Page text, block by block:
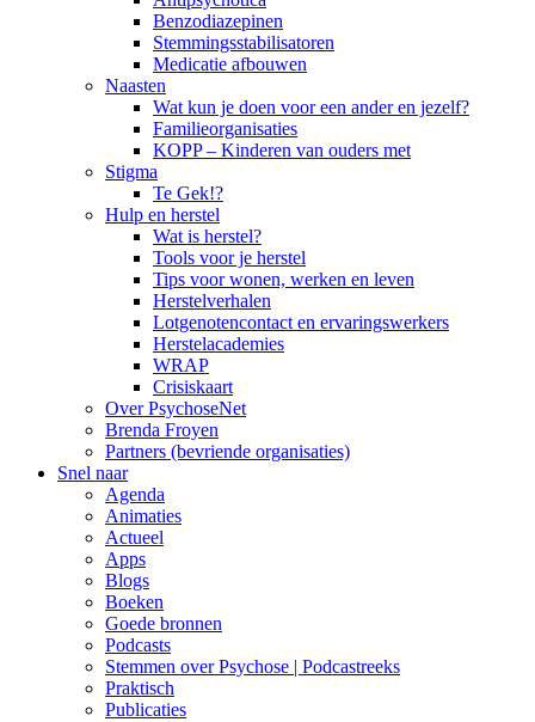
Benzodiazepinen
Stemmingsstabilisatoren
Medicatie afbouwen
Naasten
Wat kun je doen voor een ander en jezelf?
Familieorganisaties
KOPP – Kinderen van ouders met
Stigma
Te Gek!?
Hulp en herstel
Wat is herstel?
Tools voor je herstel
Tips voor wonen, werken en leven
Herstelverhalen
Lotgenotencontact en ervaringswerkers
Herstelacademies
WRAP
Crisiskaart
Over PsychoseNet
Brenda Froyen
Partners (bevriende organisaties)
Snel naar
Agenda
Animaties
Actueel
Apps
Blogs
Boeken
Goede bronnen
Podcasts
Stemmen over Psychose | Podcastreeks
Praktisch
Publicaties